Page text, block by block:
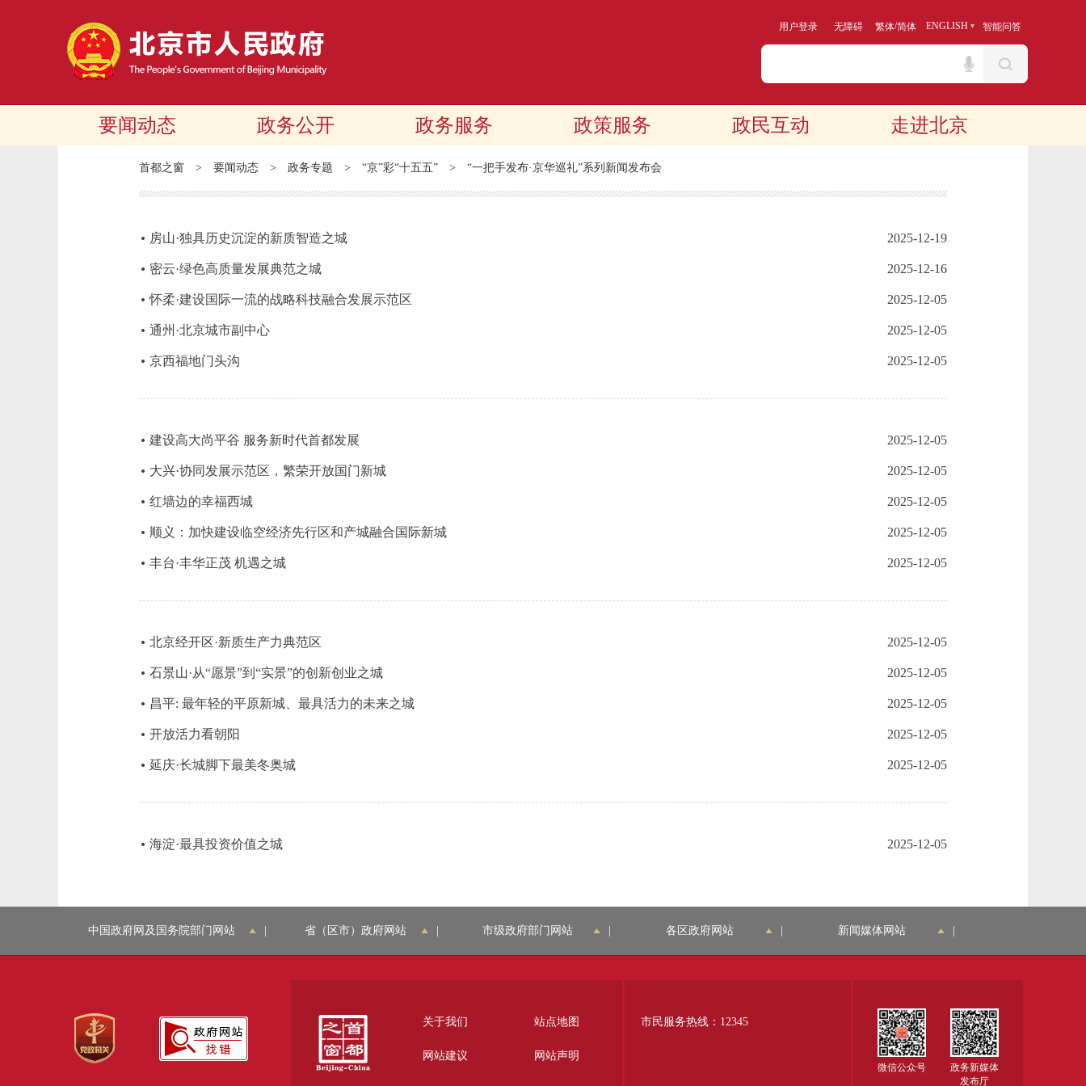
用户登录 无障碍 繁体/简体 ENGLISH 智能问答
要闻动态 政务公开 政务服务 政策服务 政民互动 走进北京
首都之窗 > 要闻动态 > 政务专题 > “京”彩“十五五” > “一把手发布·京华巡礼”系列新闻发布会
房山·独具历史沉淀的新质智造之城 2025-12-19
密云·绿色高质量发展典范之城 2025-12-16
怀柔·建设国际一流的战略科技融合发展示范区 2025-12-05
通州·北京城市副中心 2025-12-05
京西福地门头沟 2025-12-05
建设高大尚平谷 服务新时代首都发展 2025-12-05
大兴·协同发展示范区，繁荣开放国门新城 2025-12-05
红墙边的幸福西城 2025-12-05
顺义：加快建设临空经济先行区和产城融合国际新城 2025-12-05
丰台·丰华正茂 机遇之城 2025-12-05
北京经开区·新质生产力典范区 2025-12-05
石景山·从“愿景”到“实景”的创新创业之城 2025-12-05
昌平: 最年轻的平原新城、最具活力的未来之城 2025-12-05
开放活力看朝阳 2025-12-05
延庆·长城脚下最美冬奥城 2025-12-05
海淀·最具投资价值之城 2025-12-05
中国政府网及国务院部门网站 省（区市）政府网站 市级政府部门网站 各区政府网站 新闻媒体网站
关于我们 站点地图
网站建议 网站声明
市民服务热线：12345
微信公众号
政务新媒体
发布厅